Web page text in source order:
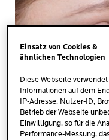
Einsatz von Cookies &
ähnlichen Technologien
Diese Webseite
Informationen auf dem
IP-Adresse, Nutzer-ID,
Betrieb der Webseite
Einwilligung, so für die
Performance-Messung,